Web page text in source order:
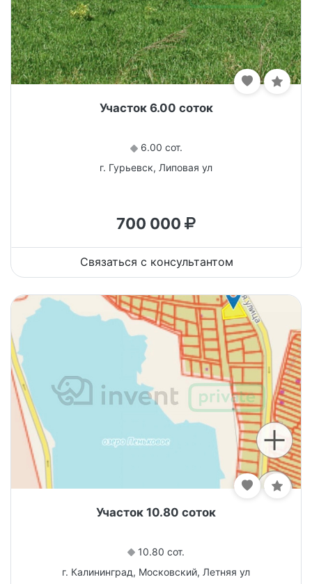
Участок 6.00 соток
6.00 сот.
г. Гурьевск, Липовая ул
700 000
Связаться с консультантом
Участок 10.80 соток
10.80 сот.
г. Калининград, Московский, Летняя ул